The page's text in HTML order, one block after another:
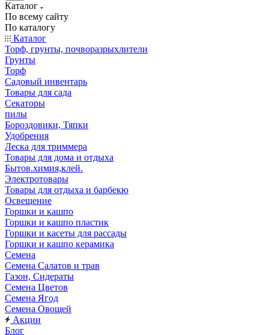
Каталог
По всему сайту
По каталогу
Каталог
Торф, грунты, почворазрыхлители
Грунты
Торф
Садовый инвентарь
Товары для сада
Секаторы
пилы
Бороздовики, Тяпки
Удобрения
Леска для триммера
Товары для дома и отдыха
Бытов.химия,клей.
Электротовары
Товары для отдыха и барбекю
Освещение
Горшки и кашпо
Горшки и кашпо пластик
Горшки и касеты для рассады
Горшки и кашпо керамика
Семена
Семена Салатов и трав
Газон, Сидераты
Семена Цветов
Семена Ягод
Семена Овощей
Акции
Блог